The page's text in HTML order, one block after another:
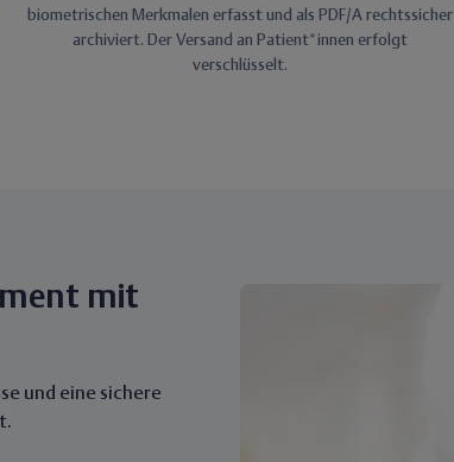
biometrischen Merkmalen erfasst und als PDF/A rechtssicher
archiviert. Der Versand an Patient*innen erfolgt
verschlüsselt.
mit
und eine sichere